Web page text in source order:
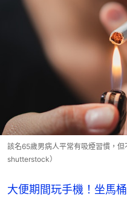
該名65歲男病人平常有吸煙習慣，
shutterstock）
大便期間玩手機！坐